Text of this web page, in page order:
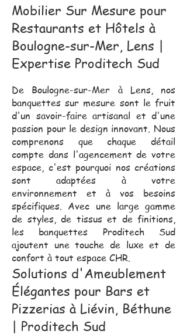
Mobilier Sur Mesure pour
Restaurants et Hôtels à
Boulogne-sur-Mer, Lens |
Expertise Proditech Sud
De Boulogne-sur-Mer à Lens, nos
banquettes sur mesure sont le fruit
d'un savoir-faire artisanal et d'une
passion pour le design innovant. Nous
comprenons que chaque détail
compte dans l'agencement de votre
espace, c'est pourquoi nos créations
sont adaptées à votre
environnement et à vos besoins
spécifiques. Avec une large gamme
de styles, de tissus et de finitions,
les banquettes Proditech Sud
ajoutent une touche de luxe et de
confort à tout espace CHR.
Solutions d'Ameublement
Élégantes pour Bars et
Pizzerias à Liévin, Béthune
| Proditech Sud